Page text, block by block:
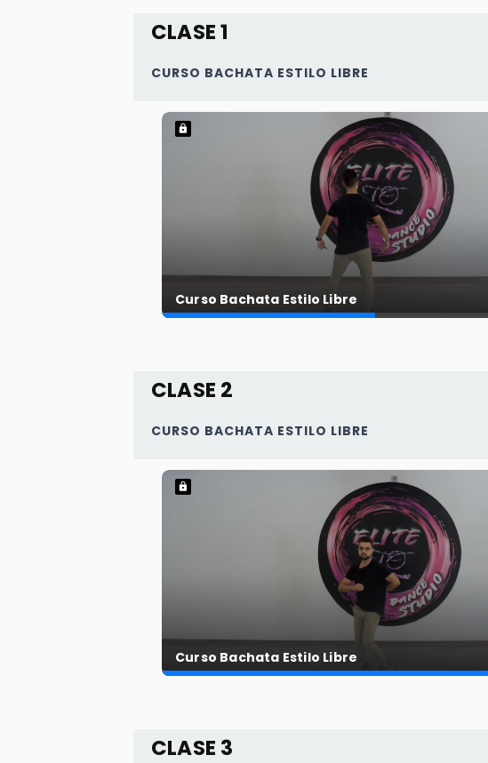
CLASE 1
CURSO BACHATA ESTILO LIBRE
Curso Bachata Estilo Libre
CLASE 2
CURSO BACHATA ESTILO LIBRE
Curso Bachata Estilo Libre
CLASE 3